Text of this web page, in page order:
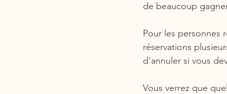
de beaucoup
Pour les personnes
réservations
d'annuler si vous
Vous verrez que